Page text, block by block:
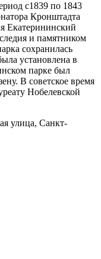
с1839 по 1843
Кронштадта
Екатерининский
и памятником
сохранилась
установлена в
парке был
В советское время
Нобелевской
улица, Санкт-